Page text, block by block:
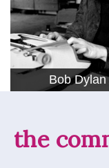
Bob Dylan
the